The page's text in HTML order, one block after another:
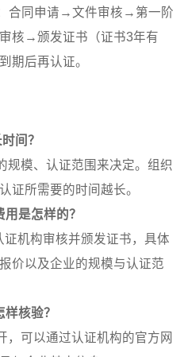
合同申请→文件审核→第一阶
核→颁发证书（证书3年有
期后再认证。
间？
规模、认证范围来决定。组织
证所需要的时间越长。
是怎样的？
机构审核并颁发证书，具体
价以及企业的规模与认证范
核验？
，可以通过认证机构的官方网